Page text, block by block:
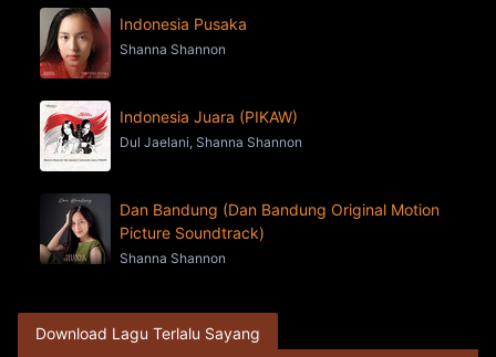
Indonesia Pusaka
Shanna Shannon
Indonesia Juara (PIKAW)
Dul Jaelani, Shanna Shannon
Dan Bandung (Dan Bandung Original Motion
Picture Soundtrack)
Shanna Shannon
Download Lagu Terlalu Sayang